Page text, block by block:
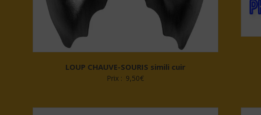
LOUP CHAUVE-SOURIS simili cuir
Prix : 9,50€